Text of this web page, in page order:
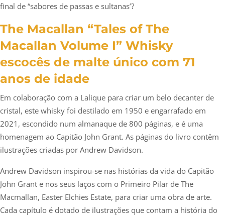
final de “sabores de passas e sultanas’?
The Macallan “Tales of The
Macallan Volume I” Whisky
escocês de malte único com 71
anos de idade
Em colaboração com a Lalique para criar um belo decanter de
cristal, este whisky foi destilado em 1950 e engarrafado em
2021, escondido num almanaque de 800 páginas, e é uma
homenagem ao Capitão John Grant. As páginas do livro contêm
ilustrações criadas por Andrew Davidson.
Andrew Davidson inspirou-se nas histórias da vida do Capitão
John Grant e nos seus laços com o Primeiro Pilar de The
Macmallan, Easter Elchies Estate, para criar uma obra de arte.
Cada capítulo é dotado de ilustrações que contam a história do